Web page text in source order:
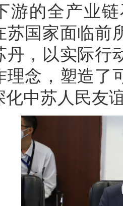
游的全产业
苏国家面临前
丹，以实际行
理念，塑造了
化中苏人民友